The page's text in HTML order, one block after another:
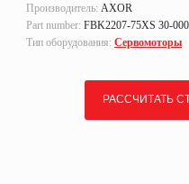
Производитель: AXOR
Part number: FBK2207-75XS 30-
Тип оборудования: Сервомоторы
РАССЧИТАТЬ